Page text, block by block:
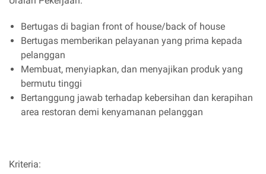
Bertugas di bagian front of house/back of house
Bertugas memberikan pelayanan yang prima kepada
pelanggan
Membuat, menyiapkan, dan menyajikan produk yang
bermutu tinggi
Bertanggung jawab terhadap kebersihan dan kerapihan
area restoran demi kenyamanan pelanggan
Kriteria: